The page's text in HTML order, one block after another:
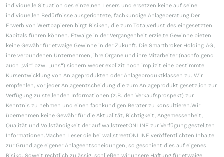
individuelle Situation des einzelnen Lesers und ersetzen keine auf seine
individuellen Bedürfnisse ausgerichtete, fachkundige Anlageberatung.Der
Erwerb von Wertpapieren birgt Risiken, die zum Totalverlust des eingesetzten
Kapitals führen können. Etwaige in der Vergangenheit erzielte Gewinne bieten
keine Gewähr für etwaige Gewinne in der Zukunft. Die Smartbroker Holding AG,
ihre verbundenen Unternehmen, ihre Organe und ihre Mitarbeiter (nachfolgend
auch „wir“ bzw. „uns“) sichern weder explizit noch implizit eine bestimmte
Kursentwicklung von Anlageprodukten oder Anlageproduktklassen zu. Wir
empfehlen, vor jeder Anlageentscheidung die zum Anlageprodukt gesetzlich zur
Verfügung zu stellenden Informationen (z.B. den Verkaufsprospekt) zur
Kenntnis zu nehmen und einen fachkundigen Berater zu konsultieren.Wir
übernehmen keine Gewähr für die Aktualität, Richtigkeit, Angemessenheit,
Qualität und Vollständigkeit der auf wallstreetONLINE zur Verfügung gestellten
Informationen.Machen Leser die bei wallstreetONLINE veröffentlichten Inhalte
zur Grundlage eigener Anlageentscheidungen, so geschieht dies auf eigenes